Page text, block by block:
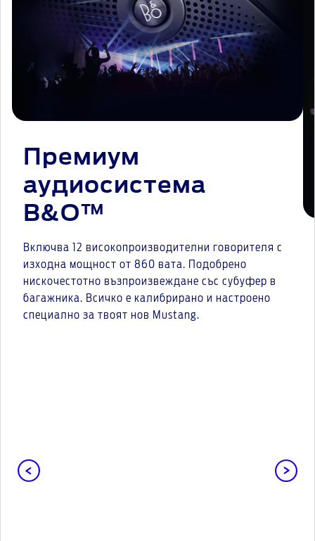
Премиум
аудиосистема
B&O™
Включва 12 високопроизводителни говорителя с
изходна мощност от 860 вата. Подобрено
нискочестотно възпроизвеждане със субуфер в
багажника. Всичко е калибрирано и настроено
специално за твоят нов Mustang.